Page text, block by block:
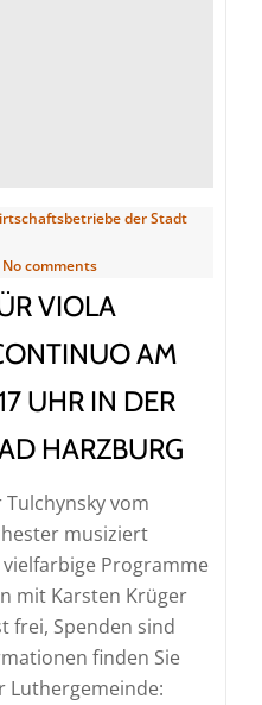
der Stadt
No comments
VIOLA
AM
UHR IN DER
HARZBURG
vom
musiziert
Programme
mit Karsten Krüger
frei, Spenden sind
finden Sie
Luthergemeinde: